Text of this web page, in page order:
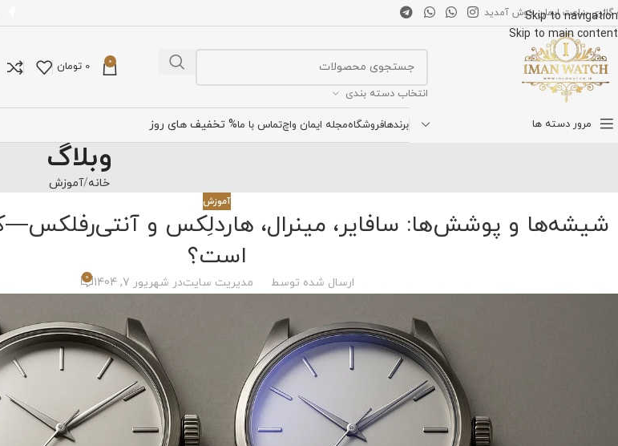
Skip to navigation
Skip to main content
گالری ساعت ایمان خوش آمدید
انتخاب دسته بندی
0
0 تومان
مرور دسته ها برندهافروشگاهمجله ایمان واچتماس با ما% تخفیف های روز
وبلاگ
خانه آموزش
آموزش
شیشه‌ها و پوشش‌ها: سافایر، مینرال، هاردلِکس و
است؟
ارسال شده توسط مدیریت سایتدر شهریور 7, 1404 0